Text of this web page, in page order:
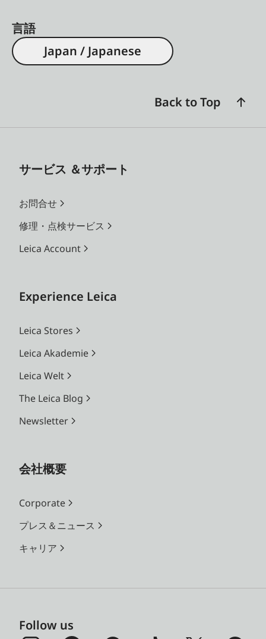
言語
Japan / Japanese
Back to Top
サービス ＆サポート
お問合せ
修理・点検サービス
Leica Account
Experience Leica
Leica Stores
Leica Akademie
Leica Welt
The Leica Blog
Newsletter
会社概要
Corporate
プレス＆ニュース
キャリア
Follow us